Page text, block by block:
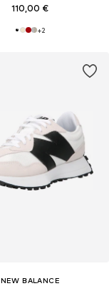
110,00 €
+2
NEW BALANCE